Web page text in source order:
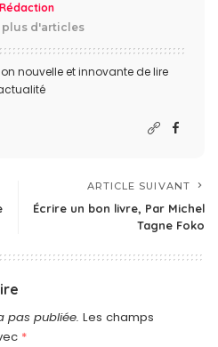
plus d'articles
nouvelle et innovante de lire
ARTICLE SUIVANT
Écrire un bon livre, Par Michel
Tagne Foko
pas publiée. Les champs
*